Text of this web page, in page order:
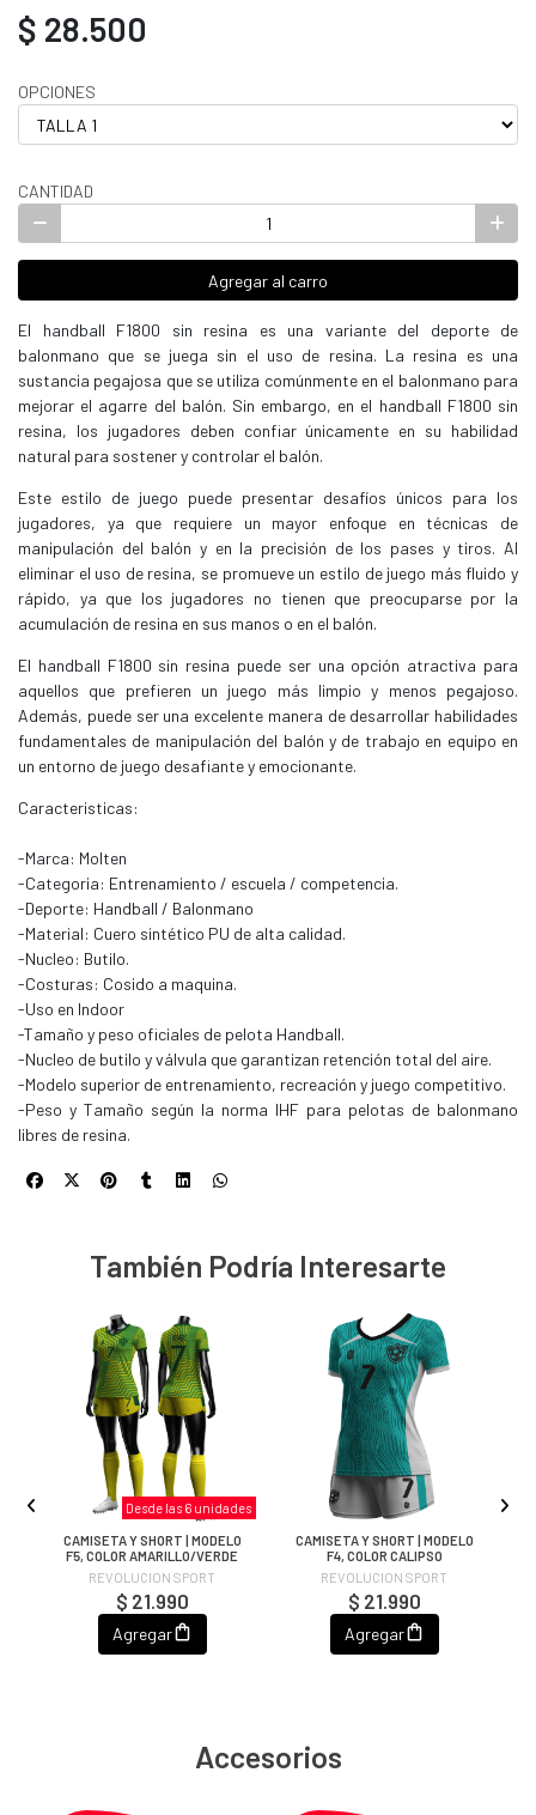
$ 28.500
OPCIONES
CANTIDAD
Agregar al carro
El handball F1800 sin resina es una variante del deporte de
balonmano que se juega sin el uso de resina. La resina es una
sustancia pegajosa que se utiliza comúnmente en el balonmano para
mejorar el agarre del balón. Sin embargo, en el handball F1800 sin
resina, los jugadores deben confiar únicamente en su habilidad
natural para sostener y controlar el balón.
Este estilo de juego puede presentar desafíos únicos para los
jugadores, ya que requiere un mayor enfoque en técnicas de
manipulación del balón y en la precisión de los pases y tiros. Al
eliminar el uso de resina, se promueve un estilo de juego más fluido y
rápido, ya que los jugadores no tienen que preocuparse por la
acumulación de resina en sus manos o en el balón.
El handball F1800 sin resina puede ser una opción atractiva para
aquellos que prefieren un juego más limpio y menos pegajoso.
Además, puede ser una excelente manera de desarrollar habilidades
fundamentales de manipulación del balón y de trabajo en equipo en
un entorno de juego desafiante y emocionante.
Caracteristicas:
-Marca: Molten
-Categoria: Entrenamiento / escuela / competencia.
-Deporte: Handball / Balonmano
-Material: Cuero sintético PU de alta calidad.
-Nucleo: Butilo.
-Costuras: Cosido a maquina.
-Uso en Indoor
-Tamaño y peso oficiales de pelota Handball.
-Nucleo de butilo y válvula que garantizan retención total del aire.
-Modelo superior de entrenamiento, recreación y juego competitivo.
-Peso y Tamaño según la norma IHF para pelotas de balonmano
libres de resina.
También Podría Interesarte
Desde las 6 unidades
CAMISETA Y SHORT | MODELO
F5, COLOR AMARILLO/VERDE
REVOLUCION SPORT
$ 21.990
Agregar
CAMISETA Y SHORT | MODELO
F4, COLOR CALIPSO
REVOLUCION SPORT
$ 21.990
Agregar
Accesorios